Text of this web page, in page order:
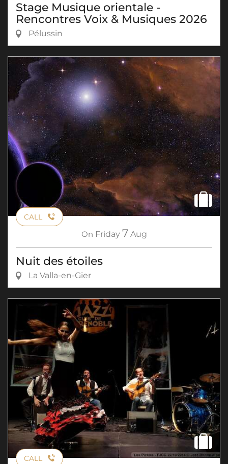
Stage Musique orientale -
Rencontres Voix & Musiques 2026
Pélussin
CALL
On Friday 7 Aug
Nuit des étoiles
La Valla-en-Gier
CALL